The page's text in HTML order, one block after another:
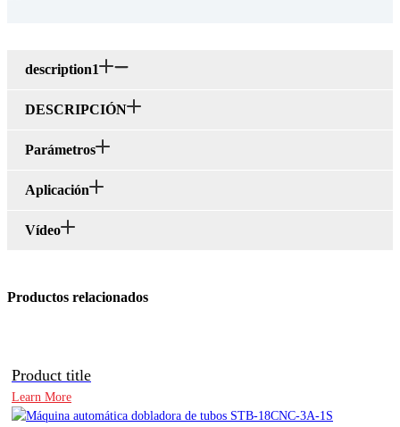
description1
DESCRIPCIÓN
Parámetros
Aplicación
Vídeo
Productos relacionados
Product title
Learn More